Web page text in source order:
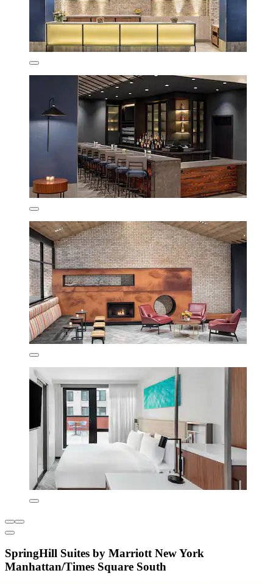
SpringHill Suites by Marriott New York
Manhattan/Times Square South